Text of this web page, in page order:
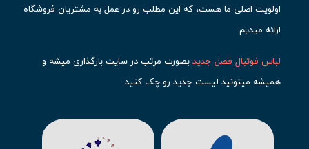
اولویت اصلی ما هست، که این مطلب رو در عمل به مشتریان فروشگاه
ارائه میدیم.
لباس فوتبال فصل جدیدبصورت مرتب در سایت بارگذاری میشه و
همیشه میتونید لیست جدید رو چک کنید.
حتما مشاهده کنید که قطعا برای تیم های مطرح دنیای فوتبال، تعداد